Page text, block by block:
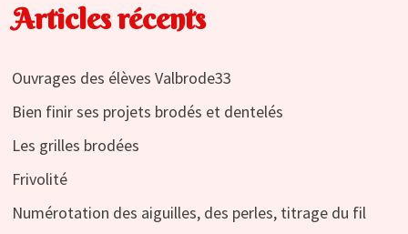
Articles récents
Ouvrages des élèves Valbrode33
Bien finir ses projets brodés et dentelés
Les grilles brodées
Frivolité
Numérotation des aiguilles, des perles, titrage du fil